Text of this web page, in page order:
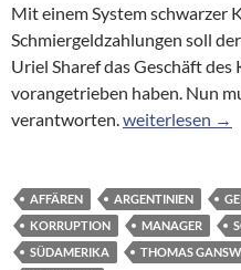
Mit einem System schwarzer
Schmiergeldzahlungen soll
Uriel Sharef das Geschäft
vorangetrieben haben. Nun
verantworten.Uriel Sharef:
weiterlesen →
AFFÄREN ARGENTINIEN
KORRUPTION
MANAGER
SÜDAMERIKA
THOMAS